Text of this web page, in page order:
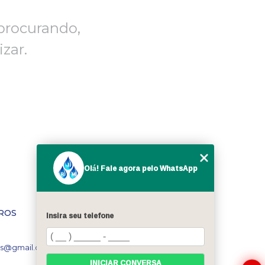
MENU
Quem somos
Blog
Contato
Olá! Fale agora pelo WhatsApp
Insira seu telefone